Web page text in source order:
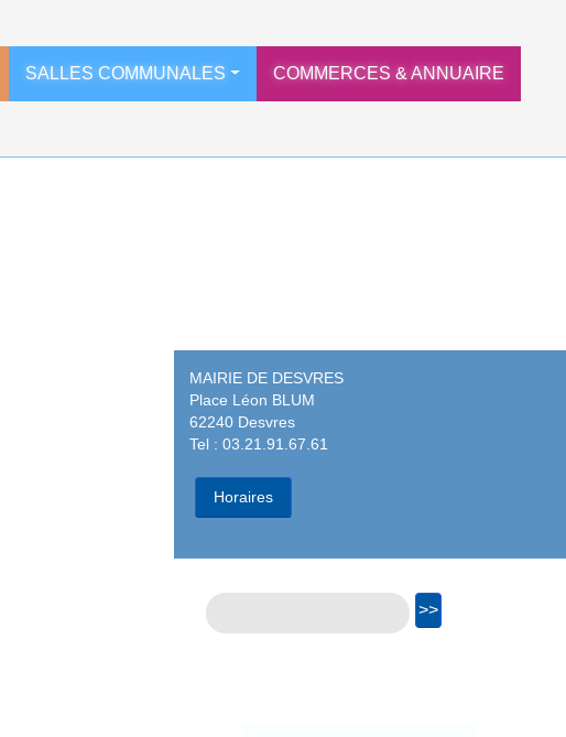
SALLES COMMUNALES COMMERCES & ANNUAIRE
MAIRIE DE DESVRES
Place Léon BLUM
62240 Desvres
Tel : 03.21.91.67.61
Horaires